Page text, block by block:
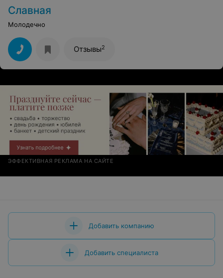
Слaвнaя
Молодечно
Отзывы2
ЭФФЕКТИВНАЯ РЕКЛАМА НА САЙТЕ
Добавить компанию
Добавить специалиста